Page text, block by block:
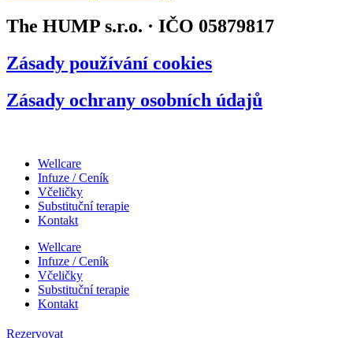
The HUMP s.r.o. · IČO 05879817
Zásady používání cookies
Zásady ochrany osobních údajů
Wellcare
Infuze / Ceník
Včeličky
Substituční terapie
Kontakt
Wellcare
Infuze / Ceník
Včeličky
Substituční terapie
Kontakt
Rezervovat